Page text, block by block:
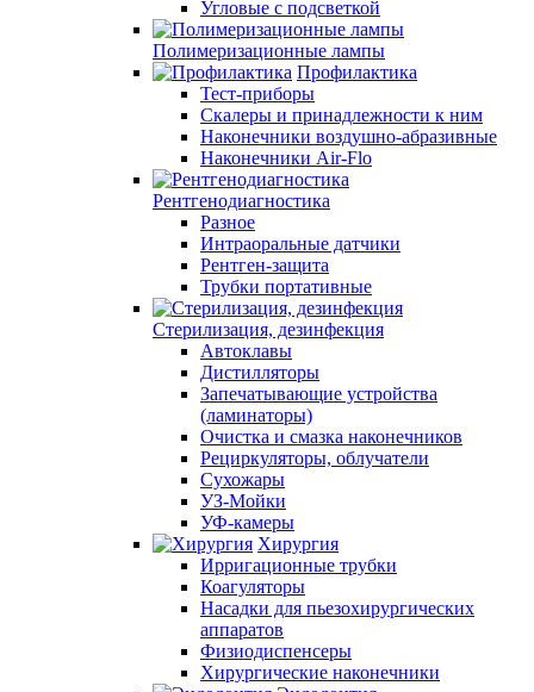
Угловые с подсветкой
Полимеризационные лампы
Профилактика
Тест-приборы
Скалеры и принадлежности к ним
Наконечники воздушно-абразивные
Наконечники Air-Flo
Рентгенодиагностика
Разное
Интраоральные датчики
Рентген-защита
Трубки портативные
Стерилизация, дезинфекция
Автоклавы
Дистилляторы
Запечатывающие устройства
(ламинаторы)
Очистка и смазка наконечников
Рециркуляторы, облучатели
Сухожары
УЗ-Мойки
УФ-камеры
Хирургия
Ирригационные трубки
Коагуляторы
Насадки для пьезохирургических
аппаратов
Физиодиспенсеры
Хирургические наконечники